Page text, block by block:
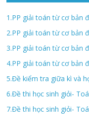
1.PP giải toán từ cơ bản
2.PP giải toán từ cơ bản
3.PP giải toán từ cơ bản
4.PP giải toán từ cơ bản
5.Đề kiểm tra giữa kì và
6.Đề thi học sinh giỏi-
7.Đề thi học sinh giỏi-